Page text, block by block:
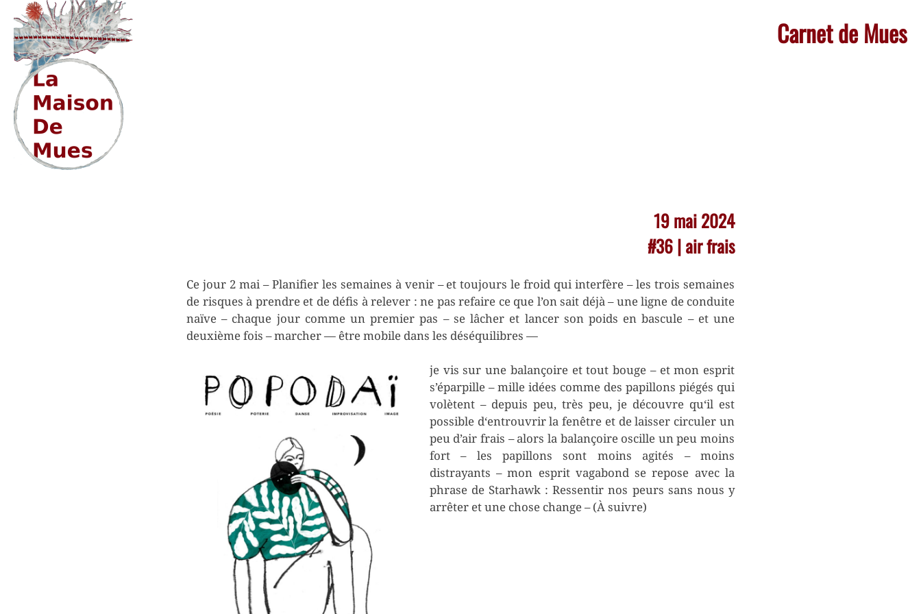
Skip
to
content
Carnet de Mues
19 mai 2024
#36 | air frais
Ce jour 2 mai – Planifier les semaines à venir – et toujours le froid qui interfère – les trois semaines
de risques à prendre et de défis à relever : ne pas refaire ce que l’on sait déjà – une ligne de conduite
naïve – chaque jour comme un premier pas – se lâcher et lancer son poids en bascule – et une
deuxième fois – marcher — être mobile dans les déséquilibres —
je vis sur une balançoire et tout bouge – et mon esprit
s’éparpille – mille idées comme des papillons piégés qui
volètent – depuis peu, très peu, je découvre qu‘il est
possible d‘entrouvrir la fenêtre et de laisser circuler un
peu d’air frais – alors la balançoire oscille un peu moins
fort – les papillons sont moins agités – moins
distrayants – mon esprit vagabond se repose avec la
phrase de Starhawk : Ressentir nos peurs sans nous y
arrêter et une chose change – (À suivre)